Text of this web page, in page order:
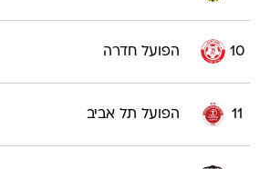
10 הפועל חדרה
11 הפועל תל אביב